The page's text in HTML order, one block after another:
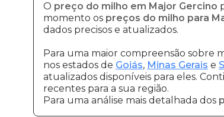
O preço do milho em Major Gercino
momento os preços do milho para
dados precisos e atualizados.
Para uma maior compreensão sobre
nos estados de Goiás, Minas Gerais e
atualizados disponíveis para eles.
recentes para a sua região.
Para uma análise mais detalhada dos